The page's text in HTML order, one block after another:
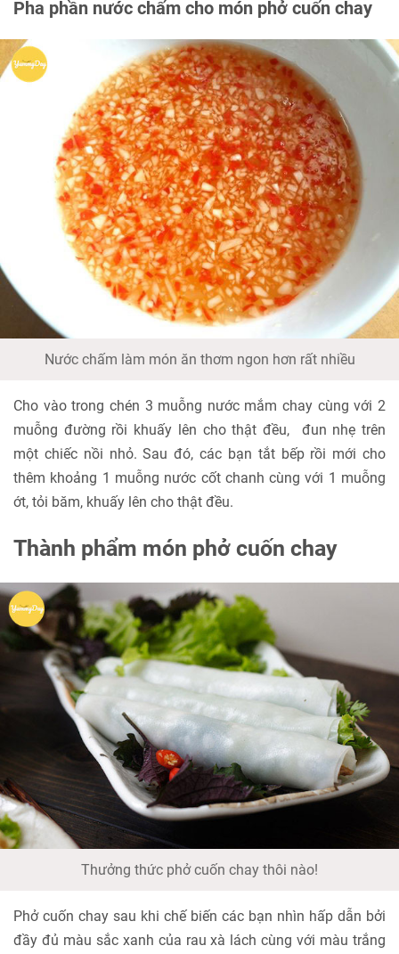
Pha phần nước chấm cho món phở cuốn chay
Nước chấm làm món ăn thơm ngon hơn rất nhiều
Cho vào trong chén 3 muỗng nước mắm chay cùng với 2
muỗng đường rồi khuấy lên cho thật đều, đun nhẹ trên
một chiếc nồi nhỏ. Sau đó, các bạn tắt bếp rồi mới cho
thêm khoảng 1 muỗng nước cốt chanh cùng với 1 muỗng
ớt, tỏi băm, khuấy lên cho thật đều.
Thành phẩm món phở cuốn chay
Thưởng thức phở cuốn chay thôi nào!
Phở cuốn chay sau khi chế biến các bạn nhìn hấp dẫn bởi
đầy đủ màu sắc xanh của rau xà lách cùng với màu trắng